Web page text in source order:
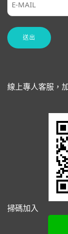
線上專人客服，
掃碼加入